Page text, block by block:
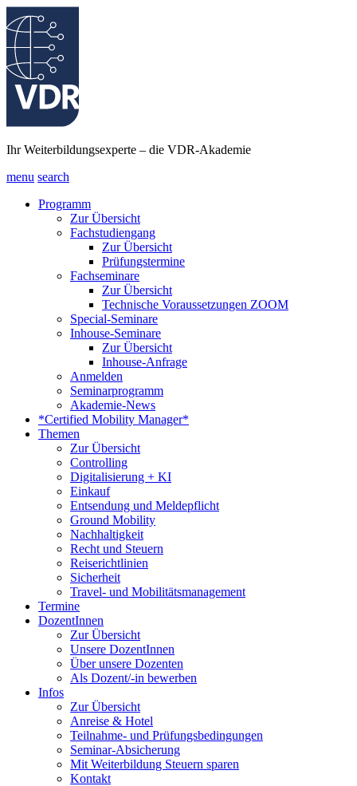
Ihr Weiterbildungsexperte – die VDR-Akademie
menu search
Programm
Zur Übersicht
Fachstudiengang
Zur Übersicht
Prüfungstermine
Fachseminare
Zur Übersicht
Technische Voraussetzungen ZOOM
Special-Seminare
Inhouse-Seminare
Zur Übersicht
Inhouse-Anfrage
Anmelden
Seminarprogramm
Akademie-News
*Certified Mobility Manager*
Themen
Zur Übersicht
Controlling
Digitalisierung + KI
Einkauf
Entsendung und Meldepflicht
Ground Mobility
Nachhaltigkeit
Recht und Steuern
Reiserichtlinien
Sicherheit
Travel- und Mobilitätsmanagement
Termine
DozentInnen
Zur Übersicht
Unsere DozentInnen
Über unsere Dozenten
Als Dozent/-in bewerben
Infos
Zur Übersicht
Anreise & Hotel
Teilnahme- und Prüfungsbedingungen
Seminar-Absicherung
Mit Weiterbildung Steuern sparen
Kontakt